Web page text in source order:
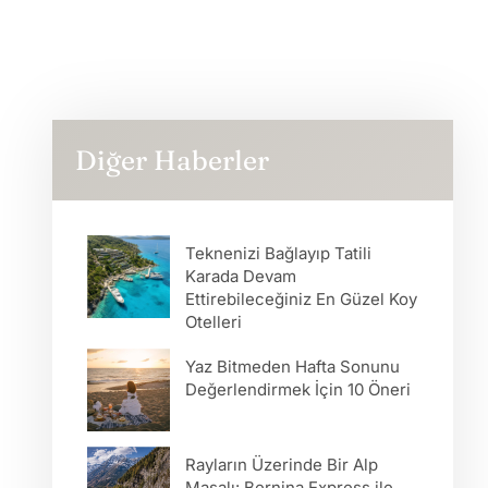
Diğer Haberler
Teknenizi Bağlayıp Tatili
Karada Devam
Ettirebileceğiniz En Güzel Koy
Otelleri
Yaz Bitmeden Hafta Sonunu
Değerlendirmek İçin 10 Öneri
Rayların Üzerinde Bir Alp